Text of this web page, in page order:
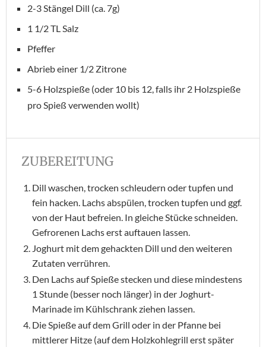
2-3 Stängel Dill (ca. 7g)
1 1/2 TL Salz
Pfeffer
Abrieb einer 1/2 Zitrone
5-6 Holzspieße (oder 10 bis 12, falls ihr 2 Holzspieße
pro Spieß verwenden wollt)
ZUBEREITUNG
Dill waschen, trocken schleudern oder tupfen und
fein hacken. Lachs abspülen, trocken tupfen und ggf.
von der Haut befreien. In gleiche Stücke schneiden.
Gefrorenen Lachs erst auftauen lassen.
Joghurt mit dem gehackten Dill und den weiteren
Zutaten verrühren.
Den Lachs auf Spieße stecken und diese mindestens
1 Stunde (besser noch länger) in der Joghurt-
Marinade im Kühlschrank ziehen lassen.
Die Spieße auf dem Grill oder in der Pfanne bei
mittlerer Hitze (auf dem Holzkohlegrill erst später